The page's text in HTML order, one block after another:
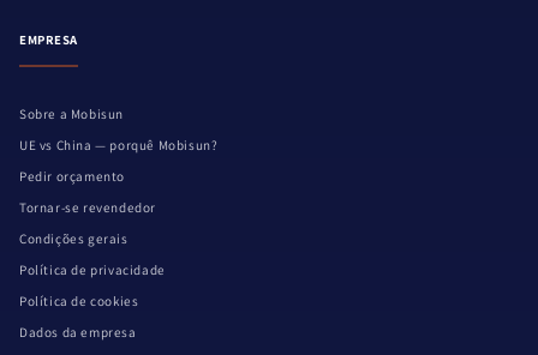
EMPRESA
Sobre a Mobisun
UE vs China — porquê Mobisun?
Pedir orçamento
Tornar-se revendedor
Condições gerais
Política de privacidade
Política de cookies
Dados da empresa